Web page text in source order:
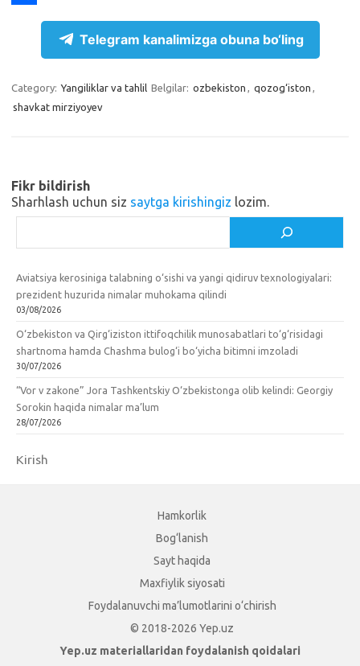
s
k
b
r
Telegram kanalimizga obuna bo‘ling
Category: Yangiliklar va tahlil Belgilar: ozbekiston , qozog‘iston ,
shavkat mirziyoyev
Fikr bildirish
Sharhlash uchun siz saytga kirishingiz lozim.
Aviatsiya kerosiniga talabning o‘sishi va yangi qidiruv texnologiyalari:
prezident huzurida nimalar muhokama qilindi
03/08/2026
O‘zbekiston va Qirg‘iziston ittifoqchilik munosabatlari to‘g‘risidagi
shartnoma hamda Chashma bulog‘i bo‘yicha bitimni imzoladi
30/07/2026
“Vor v zakone” Jora Tashkentskiy O‘zbekistonga olib kelindi: Georgiy
Sorokin haqida nimalar ma’lum
28/07/2026
Kirish
Hamkorlik
Bog‘lanish
Sayt haqida
Maxfiylik siyosati
Foydalanuvchi ma’lumotlarini o‘chirish
© 2018-2026 Yep.uz
Yep.uz materiallaridan foydalanish qoidalari